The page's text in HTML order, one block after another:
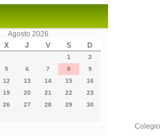
Agosto 2026
X J V S D
1
2
5 6 7 8
9
12 13 14 15
16
19 20 21 22
23
26 27 28 29 30
Colegio